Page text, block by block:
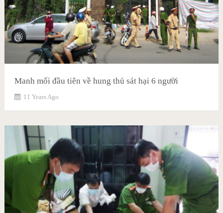
Manh mối đầu tiên về hung thủ sát hại 6 người
11 Years Ago